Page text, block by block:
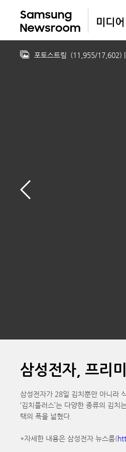
포토스트림 (11,955/17,602)
삼성전자, 프리
삼성전자가 28일 김치뿐만 아니라
‘김치플러스’는 다양한 종류의 김치
택의 폭을 넓혔다.
*자세한 내용은 삼성전자 뉴스룸(